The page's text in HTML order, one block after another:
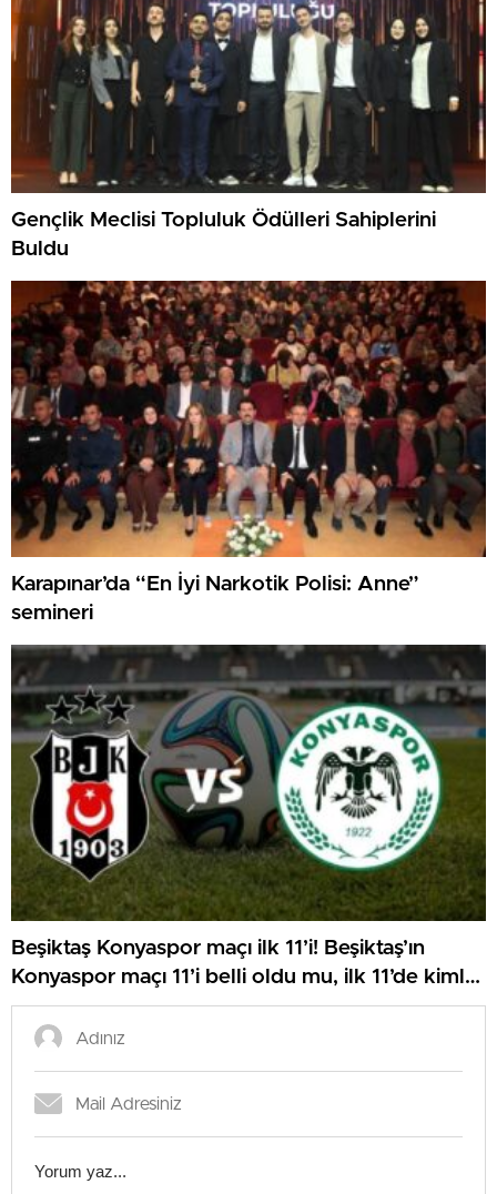
Gençlik Meclisi Topluluk Ödülleri Sahiplerini
Buldu
Karapınar’da “En İyi Narkotik Polisi: Anne”
semineri
Beşiktaş Konyaspor maçı ilk 11’i! Beşiktaş’ın
Konyaspor maçı 11’i belli oldu mu, ilk 11’de kimler
var?